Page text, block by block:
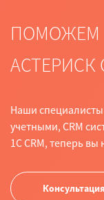
ПОМОЖЕМ
АСТЕРИСК
Наши
учетными, CRM
1C CRM, теперь
Консультация